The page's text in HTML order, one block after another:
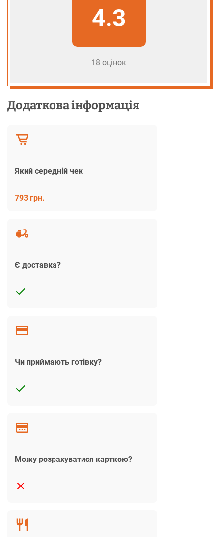
4.3
18 оцінок
Додаткова інформація
Який середній чек
793 грн.
Є доставка?
Чи приймають готівку?
Можу розрахуватися карткою?